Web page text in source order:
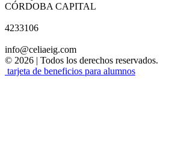
CÓRDOBA CAPITAL
4233106
info@celiaeig.com
© 2026 | Todos los derechos reservados.
tarjeta de beneficios para alumnos